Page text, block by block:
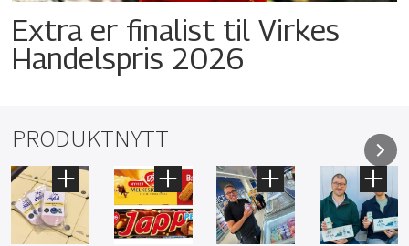
Extra er finalist til Virkes
Handelspris 2026
PRODUKTNYTT